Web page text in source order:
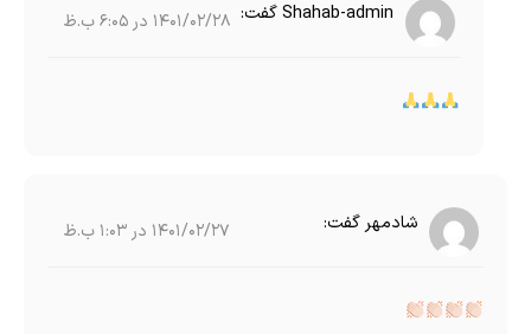
Shahab-adminگفت: 1401/02/28 در 6:05 ب.ظ
شادمهر گفت: 1401/02/27 در 1:03 ب.ظ